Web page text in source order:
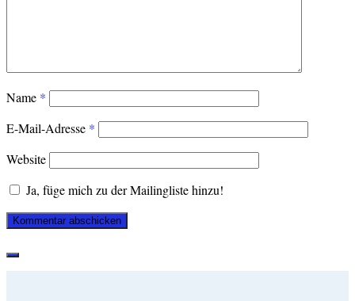
Name *
E-Mail-Adresse *
Website
Ja, füge mich zu der Mailingliste hinzu!